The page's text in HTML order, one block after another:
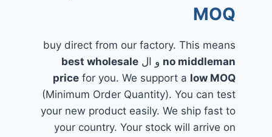
MOQ
buy direct from our factory. This means
no middleman و ال best wholesale
price for you. We support a low MOQ
(Minimum Order Quantity). You can test
your new product easily. We ship fast to
your country. Your stock will arrive on